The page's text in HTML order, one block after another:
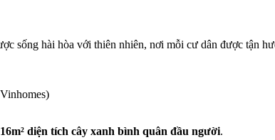
sống hài hòa với thiên nhiên, nơi mỗi cư dân được tận
diện tích cây xanh bình quân đầu người.